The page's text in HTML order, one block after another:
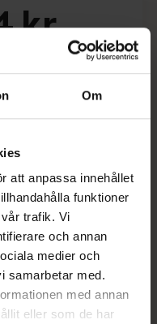
Om
att anpassa innehållet
funktioner
trafik. Vi
och annan
medier och
samarbetar med.
med annan
eller som de har
kr
innan